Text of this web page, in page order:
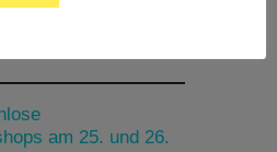
am 25. und 26.